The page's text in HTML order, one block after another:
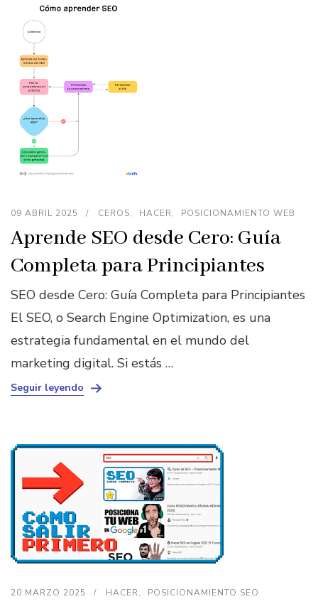
09 ABRIL 2025 CEROS HACER POSICIONAMIENTO WEB
Aprende SEO desde Cero: Guía
Completa para Principiantes
SEO desde Cero: Guía Completa para Principiantes
El SEO, o Search Engine Optimization, es una
estrategia fundamental en el mundo del
marketing digital. Si estás …
Seguir leyendo
20 MARZO 2025 HACER POSICIONAMIENTO SEO